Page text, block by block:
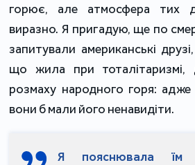
горює, але атмосфера тих
виразно. Я пригадую, ще по
запитували американські
що жила при
розмаху народного горя:
вони б мали його ненавидіти.
Я пояснювала